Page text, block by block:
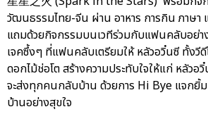
วัฒนธรรมไทย-จีน ผ่าน อาหาร การกิน ภาษา
แถมด้วยกิจกรรมบนเวทีร่วมกับแฟนคลับอย่า
เจคซึ้งๆ ที่แฟนคลับเตรียมให้ หลัวอวิ๋นซี ทั้งวีดี
ดอกไม้ช่อโต สร้างความประทับใจให้แก่ หลัว
จะส่งทุกคนกลับบ้าน ด้วยการ Hi Bye แจก
บ้านอย่างสุขใจ